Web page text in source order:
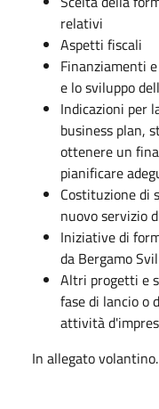
relativi
Aspetti fiscali
Finanziamenti
e lo sviluppo
Indicazioni per
business plan,
ottenere un
pianificare
Costituzione di
nuovo servizio
Iniziative di
da Bergamo
Altri progetti e
fase di lancio o
attività
In allegato volantino.